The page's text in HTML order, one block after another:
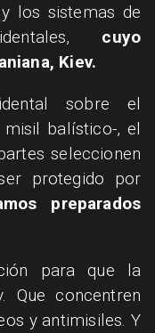
los sistemas de
cuyo
Kiev.
sobre el
balístico-, el
seleccionen
protegido por
preparados
para que la
Que concentren
y antimisiles. Y